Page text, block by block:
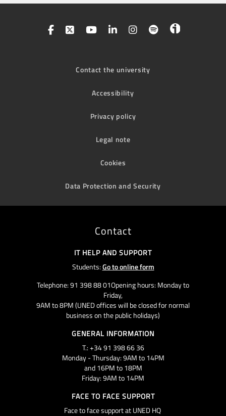
Contact the university
Accessibility
Privacy policy
Legal note
Cookies
Data Protection and Security
Contact
IT HELP AND SUPPORT
Students:Go to online form
Telephone: 91 398 88 01Opening hours: Monday to
Friday,
9AM to 8PM (UNED offices will be closed for normal
business on the public holidays)
GENERAL INFORMATION
T.: +34 91 398 66 36
Monday - Thursday: 9AM to 14PM
and 16PM to 18PM
Friday: 9AM to 14PM
FACE TO FACE SUPPORT
Face to face support at UNED HQ